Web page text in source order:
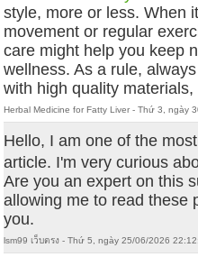
style, more or less. When
movement or regular
care might help you keep
wellness. As a rule,
with high quality
Herbal Medicine for Fatty Liver - Thứ 3, ngày
Hello, I am one of the
article. I'm very curious
Are you an expert on this
allowing me to read these
you.
lsm99 เว็บตรง - Thứ 5, ngày 25/06/2026